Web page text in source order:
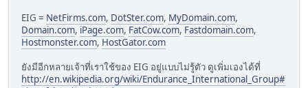
EIG = NetFirms.com, DotSter.com, MyDomain.com,
Domain.com, iPage.com, FatCow.com, Fastdomain.com,
Hostmonster.com, HostGator.com
ยังมีอีกหลายเจ้าที่เราใช้ของ EIG อยู่แบบไม่รู้ตัว ดูเพิ่มเองได้ที่
http://en.wikipedia.org/wiki/Endurance_International_Group#